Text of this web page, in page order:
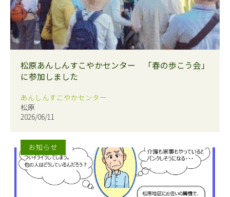
松原あんしんすこやかセンター 「春の歩こう会」
に参加しました
あんしんすこやかセンター
松原
2026/06/11
お知らせ